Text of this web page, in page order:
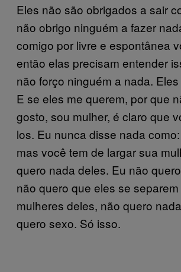
Eles não são obrigados a sair
não obrigo ninguém a fazer
comigo por livre e espontânea
então elas precisam entender
não forço ninguém a nada.
E se eles me querem, por que
gosto, sou mulher, é claro que
los. Eu nunca disse nada
mas você tem de largar sua
quero nada deles. Eu não
não quero que eles se
mulheres deles, não quero
quero sexo. Só isso.